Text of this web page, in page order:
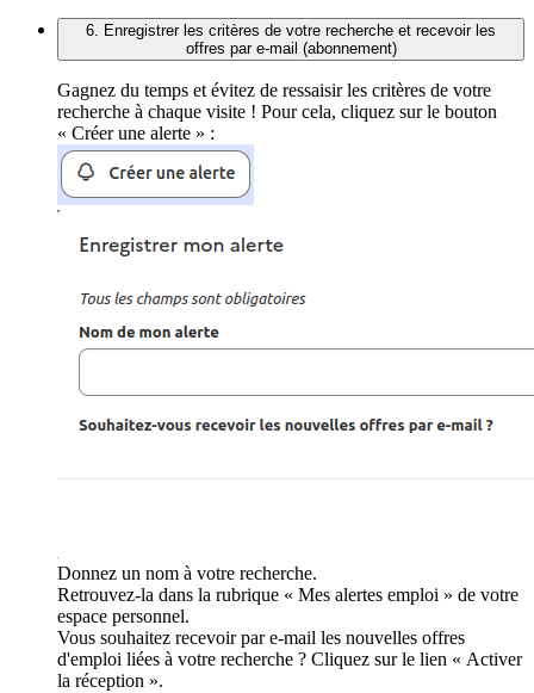
6. Enregistrer les critères de votre recherche et recevoir les
offres par e-mail (abonnement)
Gagnez du temps et évitez de ressaisir les critères de votre
recherche à chaque visite ! Pour cela, cliquez sur le bouton
« Créer une alerte » :
Donnez un nom à votre recherche.
Retrouvez-la dans la rubrique « Mes alertes emploi » de votre
espace personnel.
Vous souhaitez recevoir par e-mail les nouvelles offres
d'emploi liées à votre recherche ? Cliquez sur le lien « Activer
la réception ».